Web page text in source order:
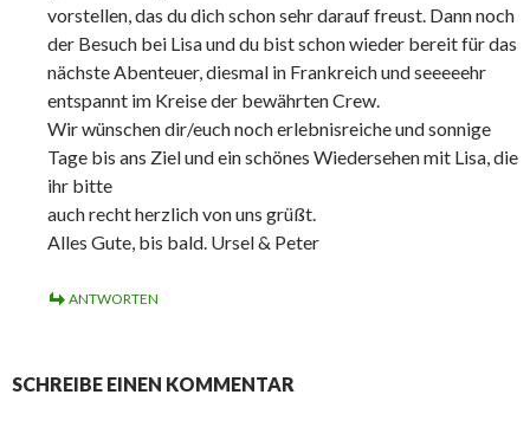
vorstellen, das du dich schon sehr darauf freust. Dann noch
der Besuch bei Lisa und du bist schon wieder bereit für das
nächste Abenteuer, diesmal in Frankreich und seeeeehr
entspannt im Kreise der bewährten Crew.
Wir wünschen dir/euch noch erlebnisreiche und sonnige
Tage bis ans Ziel und ein schönes Wiedersehen mit Lisa, die
ihr bitte
auch recht herzlich von uns grüßt.
Alles Gute, bis bald. Ursel & Peter
ANTWORTEN
SCHREIBE EINEN KOMMENTAR